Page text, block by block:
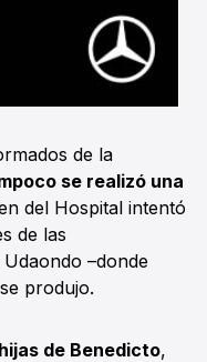
de la
se realizó una
del Hospital intentó
de las
–donde
produjo.
de Benedicto,